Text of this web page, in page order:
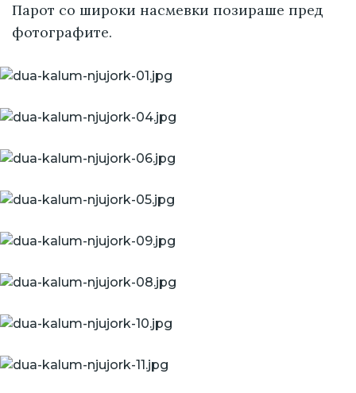
Парот со широки насмевки позираше пред
фотографите.